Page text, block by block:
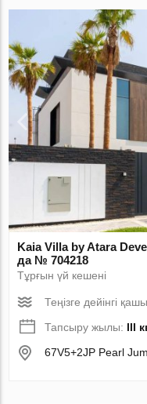
Kaia Villa by Atara
да № 704218
Тұрғын үй кешені
Теңізге дейінгі
Тапсыру жылы: III
67V5+2JP Pearl